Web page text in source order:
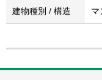
建物種別 / 構造 マ